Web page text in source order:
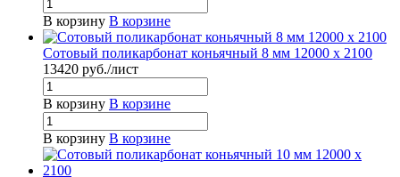
В корзину В корзине
Сотовый поликарбонат коньячный 8 мм 12000 x 2100
13420 руб./лист
В корзину В корзине
В корзину В корзине